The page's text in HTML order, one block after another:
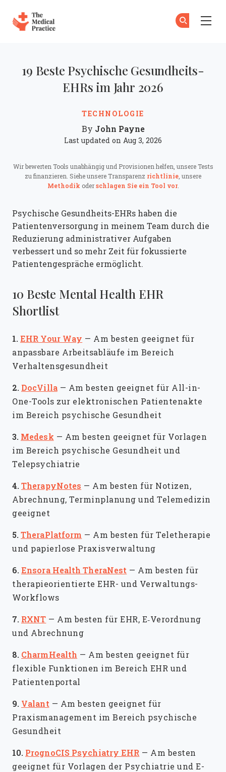
TECHNOLOGIE
19 Beste Psychische Gesundheits-
EHRs im Jahr 2026
By John Payne
Last updated on Aug 3, 2026
Wir bewerten Tools unabhängig und Provisionen helfen, unsere Tests
zu finanzieren. Siehe unsere Transparenz richtlinie , unsere
Methodik oderschlagen Sie ein Tool vor.
Psychische Gesundheits-EHRs haben die
Patientenversorgung in meinem Team durch die
Reduzierung administrativer Aufgaben
verbessert und so mehr Zeit für fokussierte
Patientengespräche ermöglicht.
10 Beste Mental Health EHR
Shortlist
1.EHR Your Way — Am besten geeignet für
anpassbare Arbeitsabläufe im Bereich
Verhaltensgesundheit
2. DocVilla — Am besten geeignet für All-in-
One-Tools zur elektronischen Patientenakte
im Bereich psychische Gesundheit
3. Medesk — Am besten geeignet für Vorlagen
im Bereich psychische Gesundheit und
Telepsychiatrie
4.TherapyNotes — Am besten für Notizen,
Abrechnung, Terminplanung und Telemedizin
geeignet
5.TheraPlatform — Am besten für Teletherapie
und papierlose Praxisverwaltung
6.Ensora Health TheraNest — Am besten für
therapieorientierte EHR- und Verwaltungs-
Workflows
7. RXNT — Am besten für EHR, E‑Verordnung
und Abrechnung
8. CharmHealth — Am besten geeignet für
flexible Funktionen im Bereich EHR und
Patientenportal
9. Valant — Am besten geeignet für
Praxismanagement im Bereich psychische
Gesundheit
10. PrognoCIS Psychiatry EHR — Am besten
geeignet für Vorlagen der Psychiatrie und E-